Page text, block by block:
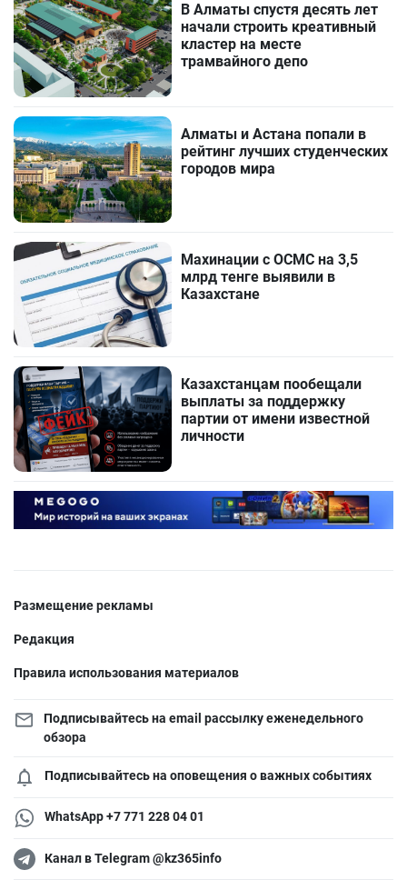
В Алматы спустя десять лет
начали строить креативный
кластер на месте
трамвайного депо
Алматы и Астана попали в
рейтинг лучших студенческих
городов мира
Махинации с ОСМС на 3,5
млрд тенге выявили в
Казахстане
Казахстанцам пообещали
выплаты за поддержку
партии от имени известной
личности
Размещение рекламы
Редакция
Правила использования материалов
Подписывайтесь на email рассылку еженедельного
обзора
Подписывайтесь на оповещения о важных событиях
WhatsApp +7 771 228 04 01
Канал в Telegram @kz365info